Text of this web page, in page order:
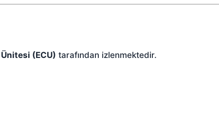
(ECU) tarafından izlenmektedir.